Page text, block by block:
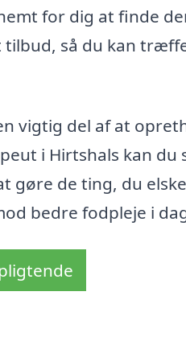
for dig at finde
tilbud, så du kan
vigtig del af at
i Hirtshals kan
de ting, du
bedre fodpleje i